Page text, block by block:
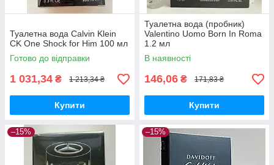
Туалетна вода Calvin Klein
CK One Shock for Him 100 мл
Готово до відправки
1 031,34 ₴ 1 213,34 ₴
Купити
Туалетна вода (пробник)
Valentino Uomo Born In Roma
1.2 мл
В наявності
146,06 ₴ 171,83 ₴
Купити
–15% –15%